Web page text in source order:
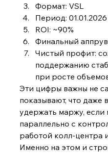
Формат: VSL
Период: 01.01.2026
ROI: ~90%
Финальный
Чистый профит:
поддержанию
при росте
Эти цифры важны не
показывают, что даже
удержать маржу,
параллельно с
работой колл-центра
Именно на этом и